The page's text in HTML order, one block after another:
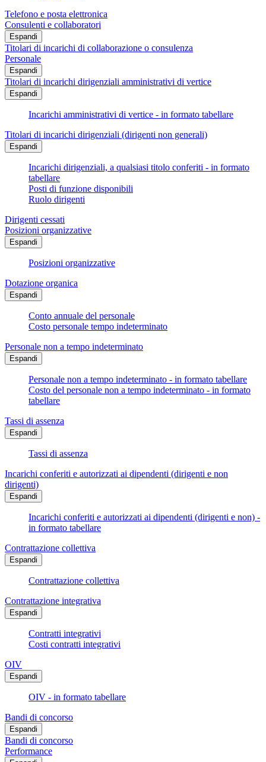
Telefono e posta elettronica
Consulenti e collaboratori
Espandi
Titolari di incarichi di collaborazione o consulenza
Personale
Espandi
Titolari di incarichi dirigenziali amministrativi di vertice
Espandi
Incarichi amministrativi di vertice - in formato tabellare
Titolari di incarichi dirigenziali (dirigenti non generali)
Espandi
Incarichi dirigenziali, a qualsiasi titolo conferiti - in formato
tabellare
Posti di funzione disponibili
Ruolo dirigenti
Dirigenti cessati
Posizioni organizzative
Espandi
Posizioni organizzative
Dotazione organica
Espandi
Conto annuale del personale
Costo personale tempo indeterminato
Personale non a tempo indeterminato
Espandi
Personale non a tempo indeterminato - in formato tabellare
Costo del personale non a tempo indeterminato - in formato
tabellare
Tassi di assenza
Espandi
Tassi di assenza
Incarichi conferiti e autorizzati ai dipendenti (dirigenti e non
dirigenti)
Espandi
Incarichi conferiti e autorizzati ai dipendenti (dirigenti e non) -
in formato tabellare
Contrattazione collettiva
Espandi
Contrattazione collettiva
Contrattazione integrativa
Espandi
Contratti integrativi
Costi contratti integrativi
OIV
Espandi
OIV - in formato tabellare
Bandi di concorso
Espandi
Bandi di concorso
Performance